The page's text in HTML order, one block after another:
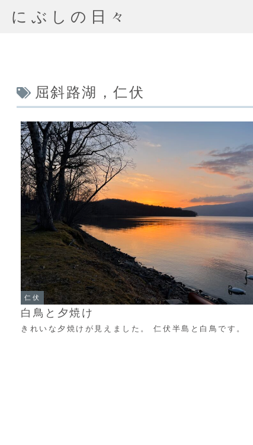
にぶしの日々
屈斜路湖，仁伏
仁伏
白鳥と夕焼け
きれいな夕焼けが見えました。 仁伏半島と白鳥です。